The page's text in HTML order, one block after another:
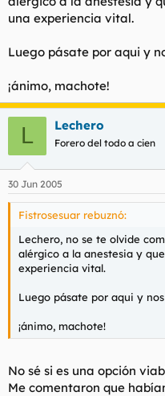
una experiencia vital.
Luego pásate por aqui y
¡ánimo, machote!
L Lechero
Forero del todo a cien
30 Jun 2005
Fistrosesuar rebuznó:
Lechero, no se te olvide
alérgico a la anestesia y
experiencia vital.
Luego pásate por aqui y
¡ánimo, machote!
No sé si es una opción
Me comentaron que